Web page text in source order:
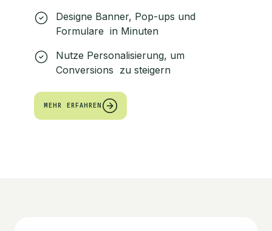
Designe Banner, Pop-ups und
Formulare in Minuten
Nutze Personalisierung, um
Conversions zu steigern
MEHR ERFAHREN